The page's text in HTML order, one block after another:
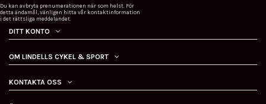
Du kan avbryta prenumerationen när som helst. För
detta ändamål, vänligen hitta vår kontaktinformation
i det rättsliga meddelandet.
DITT KONTO
OM LINDELLS CYKEL & SPORT
KONTAKTA OSS